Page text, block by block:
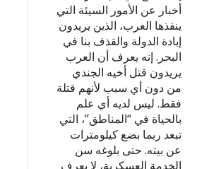
أخبار عن الأمور السيئة التي
ينفذها العرب، الذين يريدون
إبادة الدولة والقذف بنا في
البحر. إنه يعرف أن العرب
يريدون قتل أخيه الجندي
من دون أي سبب لأنهم قتلة
فقط. ليس لديه أي علم
بالحياة في “المناطق”، التي
تبعد ربما بضع كيلومترات
عن بيته. حتى بلوغه سن
الخدمة العسكرية، لا يعرف